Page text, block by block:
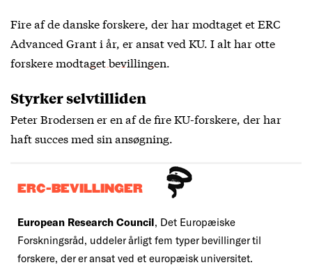
Fire af de danske forskere, der har modtaget et ERC
Advanced Grant i år, er ansat ved KU. I alt harotte
forskere modtaget bevillingen
Styrker selvtilliden
Peter Brodersen er en af de fire KU-forskere, der har
haft succes med sin ansøgning.
ERC-BEVILLINGER
European Research Council , Det Europæiske
Forskningsråd, uddeler årligt fem typer bevillinger til
forskere, der er ansat ved et europæisk universitet.